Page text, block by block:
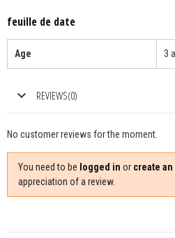
feuille de date
Age 3
REVIEWS(0)
No customer reviews for the moment.
You need to be logged in or create
appreciation of a review.